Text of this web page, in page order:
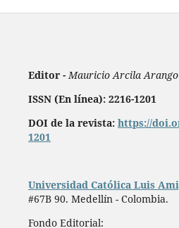
Editor -Mauricio Arcila Arango
ISSN (En línea): 2216-1201
DOI de la revista: https://
1201
Universidad Católica Luis
#67B 90. Medellín - Colombia.
Fondo Editorial: